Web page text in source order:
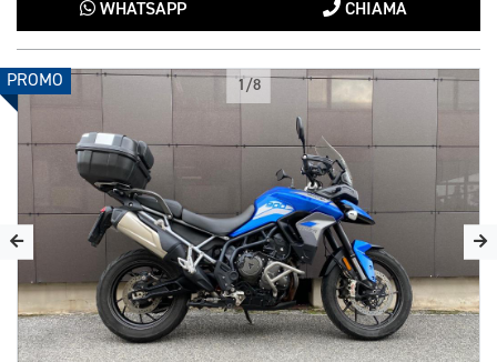
WHATSAPP CHIAMA
PROMO 1/8